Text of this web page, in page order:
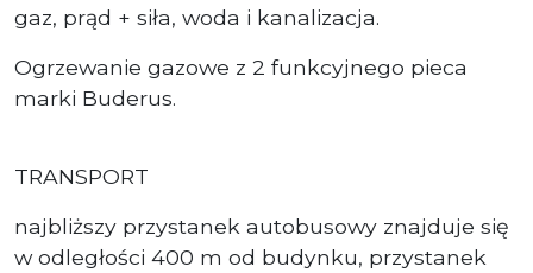
gaz, prąd + siła, woda i kanalizacja.
Ogrzewanie gazowe z 2 funkcyjnego pieca
marki Buderus.
TRANSPORT
najbliższy przystanek autobusowy znajduje się
w odległości 400 m od budynku, przystanek